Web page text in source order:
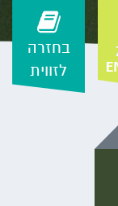
בחזרה
לזווית